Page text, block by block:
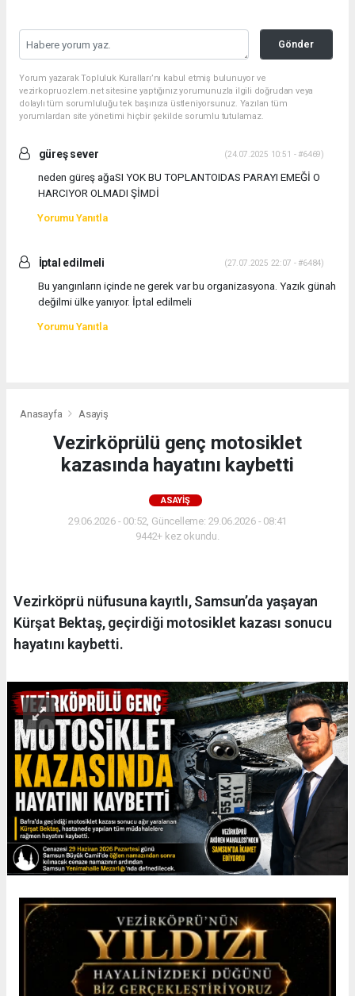
Gönder
Yorum yazarak Topluluk Kuralları’nı kabul etmiş bulunuyor ve
vezirkopruozlem.net sitesine yaptığınız yorumunuzla ilgili doğrudan veya
dolaylı tüm sorumluluğu tek başınıza üstleniyorsunuz. Yazılan tüm
yorumlardan site yönetimi hiçbir şekilde sorumlu tutulamaz.
güreş sever (24.07.2025 10:51 - #6469)
neden güreş ağaSI YOK BU TOPLANTOIDAS PARAYI EMEĞİ O
HARCIYOR OLMADI ŞİMDİ
Yorumu Yanıtla
İptal edilmeli (27.07.2025 22:07 - #6484)
Bu yangınların içinde ne gerek var bu organizasyona. Yazık günah
değilmi ülke yanıyor. İptal edilmeli
Yorumu Yanıtla
Anasayfa Asayiş
Vezirköprülü genç motosiklet
kazasında hayatını kaybetti
ASAYIŞ
29.06.2026 - 00:52, Güncelleme: 29.06.2026 - 08:41
9442+ kez okundu.
Vezirköprü nüfusuna kayıtlı, Samsun’da yaşayan
Kürşat Bektaş, geçirdiği motosiklet kazası sonucu
hayatını kaybetti.